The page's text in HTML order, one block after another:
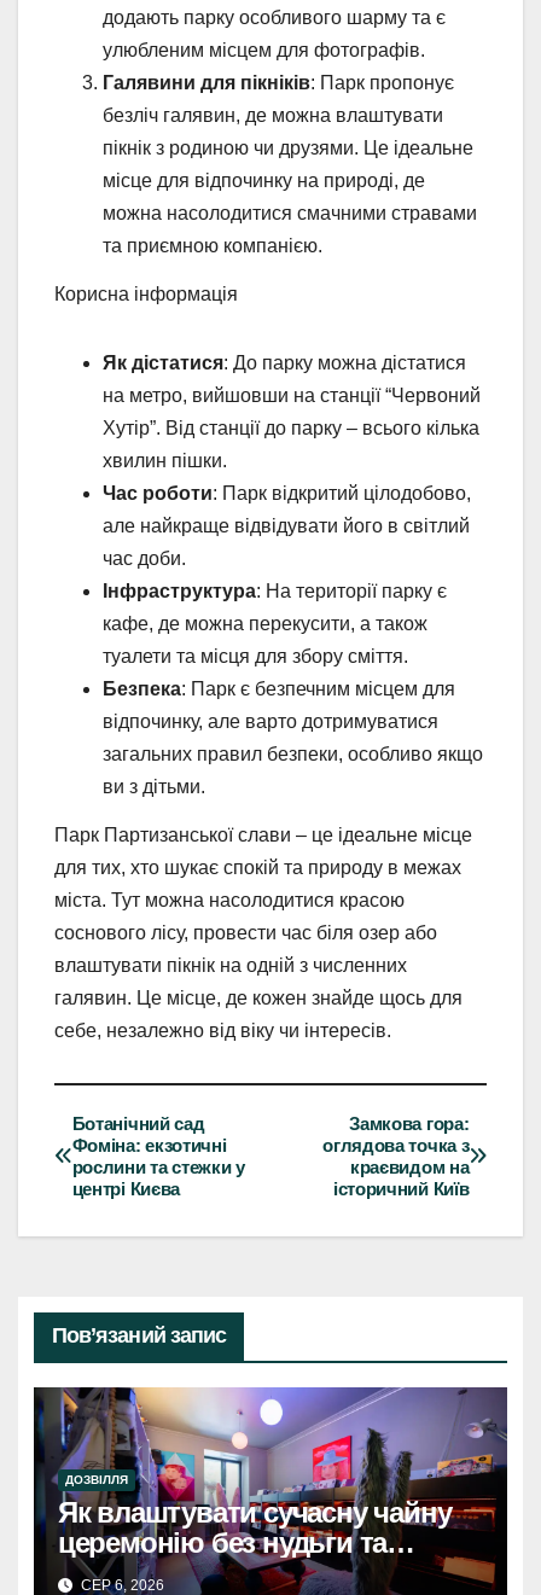
додають парку особливого шарму та є
улюбленим місцем для фотографів.
Галявини для пікніків: Парк пропонує
безліч галявин, де можна влаштувати
пікнік з родиною чи друзями. Це ідеальне
місце для відпочинку на природі, де
можна насолодитися смачними стравами
та приємною компанією.
Корисна інформація
Як дістатися: До парку можна дістатися
на метро, вийшовши на станції “Червоний
Хутір”. Від станції до парку – всього кілька
хвилин пішки.
Час роботи: Парк відкритий цілодобово,
але найкраще відвідувати його в світлий
час доби.
Інфраструктура: На території парку є
кафе, де можна перекусити, а також
туалети та місця для збору сміття.
Безпека: Парк є безпечним місцем для
відпочинку, але варто дотримуватися
загальних правил безпеки, особливо якщо
ви з дітьми.
Парк Партизанської слави – це ідеальне місце
для тих, хто шукає спокій та природу в межах
міста. Тут можна насолодитися красою
соснового лісу, провести час біля озер або
влаштувати пікнік на одній з численних
галявин. Це місце, де кожен знайде щось для
себе, незалежно від віку чи інтересів.
Навігація
записів
Замкова гора:
оглядова точка з
краєвидом на
історичний Київ
Ботанічний сад
Фоміна: екзотичні
рослини та стежки у
центрі Києва
Пов’язаний запис
ДОЗВІЛЛЯ
Як влаштувати сучасну чайну
церемонію без нудьги та
архаїки
СЕР 6, 2026